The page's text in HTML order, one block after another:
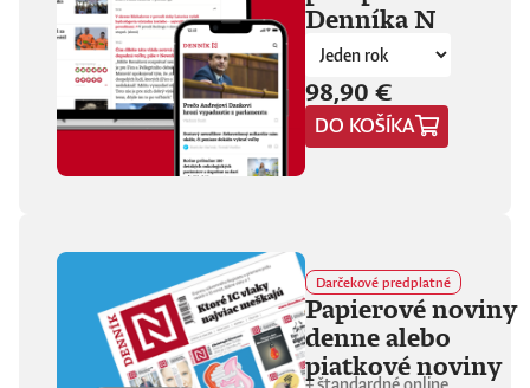
fanúšikovia aj
kritika dávajú palec
hore. Hrá pred
tisíckami ľudí na
festivaloch, vo
vypredaných sálach
aj v malých
punkových
ľudia, ktorí sa
predtým nepoznali,
vedú intenzívny
dialóg o hudbe a
stave sveta. V
štrnástich
tematicky
Denníka N
98,90 €
DO KOŠÍKA
Darčekové predplatné
Papierové noviny
denne alebo
piatkové noviny